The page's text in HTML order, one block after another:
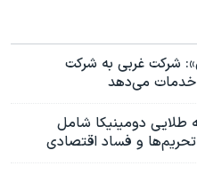
شرکت غربی به شرکت
خدمات می‌دهد
طلایی دومینیکا شامل
و فساد اقتصادی